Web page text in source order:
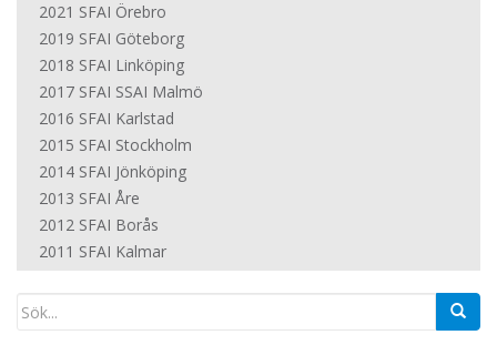
2021 SFAI Örebro
2019 SFAI Göteborg
2018 SFAI Linköping
2017 SFAI SSAI Malmö
2016 SFAI Karlstad
2015 SFAI Stockholm
2014 SFAI Jönköping
2013 SFAI Åre
2012 SFAI Borås
2011 SFAI Kalmar